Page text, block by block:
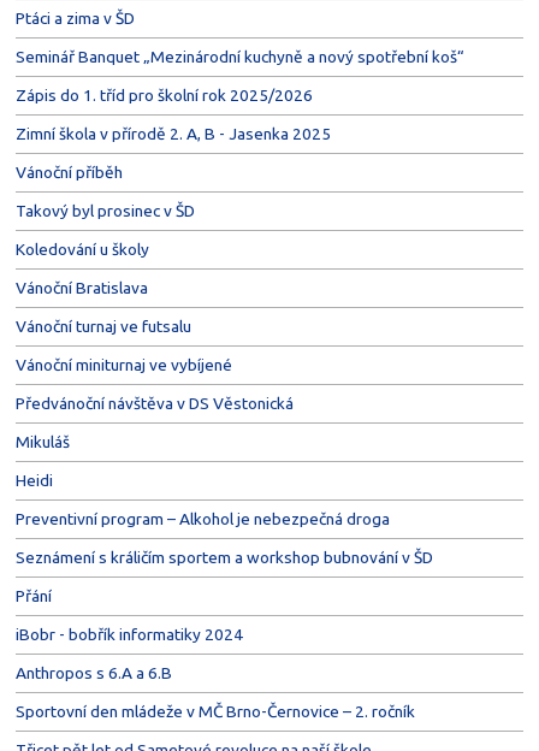
Ptáci a zima v ŠD
Seminář Banquet „Mezinárodní kuchyně a nový spotřební koš“
Zápis do 1. tříd pro školní rok 2025/2026
Zimní škola v přírodě 2. A, B - Jasenka 2025
Vánoční příběh
Takový byl prosinec v ŠD
Koledování u školy
Vánoční Bratislava
Vánoční turnaj ve futsalu
Vánoční miniturnaj ve vybíjené
Předvánoční návštěva v DS Věstonická
Mikuláš
Heidi
Preventivní program – Alkohol je nebezpečná droga
Seznámení s králičím sportem a workshop bubnování v ŠD
Přání
iBobr - bobřík informatiky 2024
Anthropos s 6.A a 6.B
Sportovní den mládeže v MČ Brno-Černovice – 2. ročník